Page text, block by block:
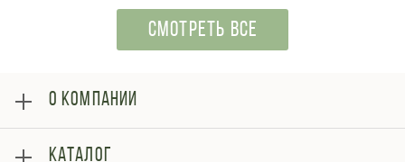
СМОТРЕТЬ ВСЕ
О КОМПАНИИ
ОплатаКАТАЛОГ